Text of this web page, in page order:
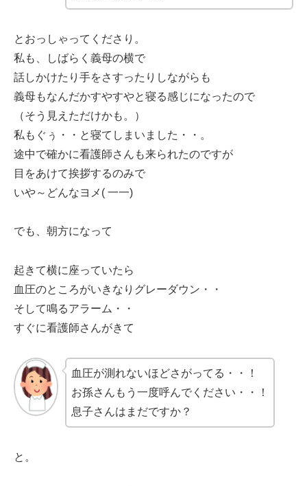
とおっしゃってくださり。
私も、しばらく義母の横で
話しかけたり手をさすったりしながらも
義母もなんだかすやすやと寝る感じになったので
（そう見えただけかも。）
私もぐぅ・・と寝てしまいました・・。
途中で確かに看護師さんも来られたのですが
目をあけて挨拶するのみで
いや～どんなヨメ( 一一)
でも、朝方になって
起きて横に座っていたら
血圧のところがいきなりグレーダウン・・
そして鳴るアラーム・・
すぐに看護師さんがきて
血圧が測れないほどさがってる・・！
お孫さんもう一度呼んでください・・！
息子さんはまだですか？
と。